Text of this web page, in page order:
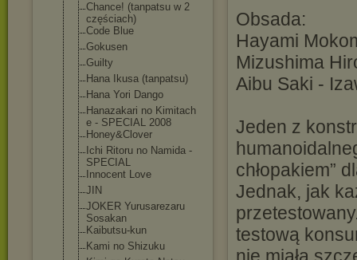
Chance! (tanpatsu w 2
częściach)
Code Blue
Gokusen
Guilty
Hana Ikusa (tanpatsu)
Hana Yori Dango
Hanazakari no Kimitach
e - SPECIAL 2008
Honey&Clover
Ichi Ritoru no Namida -
SPECIAL
Innocent Love
JIN
JOKER Yurusarezaru
Sosakan
Kaibutsu-kun
Kami no Shizuku
Obsada:
Hayami
Mizushima
Aibu Saki -
Jeden z
chłopakiem”
Jednak, jak
testową